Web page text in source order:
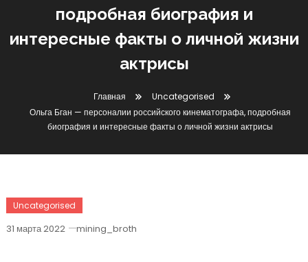
подробная биография и
интересные факты о личной жизни
актрисы
Главная
Uncategorised
Ольга Бган — персоналии российского кинематографа, подробная
биография и интересные факты о личной жизни актрисы
Uncategorised
31 марта 2022 mining_broth